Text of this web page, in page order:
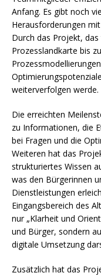
Anfang. Es gibt noch
Herausforderungen
Durch das Projekt,
Prozesslandkarte bis
weiterverfolgen werde.
Die erreichten
zu Informationen, die
bei Fragen und die
Weiteren hat das
strukturiertes Wissen
was den Bürgerinnen
Dienstleistungen
Eingangsbereich des
nur „Klarheit und
und Bürger, sondern
digitale Umsetzung
Zusätzlich hat das